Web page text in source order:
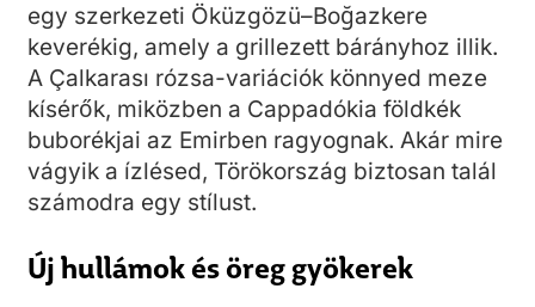
egy szerkezeti Öküzgözü–Boğazkere
keverékig, amely a grillezett bárányhoz illik.
A Çalkarası rózsa-variációk könnyed meze
kísérők, miközben a Cappadókia földkék
buborékjai az Emirben ragyognak. Akár mire
vágyik a ízlésed, Törökország biztosan talál
számodra egy stílust.
Új hullámok és öreg gyökerek